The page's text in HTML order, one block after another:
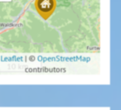
10 km
Leaflet |©OpenStreetMap
contributors